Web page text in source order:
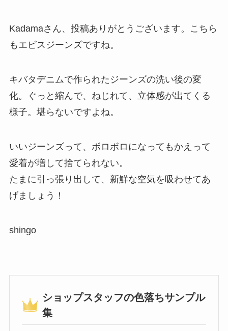
Kadamaさん、投稿ありがとうございます。こちら
もエビスジーンズですね。
キバタデニムで作られたジーンズの洗い後の変
化。ぐっと縮んで、ねじれて、立体感が出てくる
様子。堪らないですよね。
いいジーンズって、ボロボロになってもかえって
愛着が増して捨てられない。
たまに引っ張り出して、新鮮な空気を吸わせてあ
げましょう！
shingo
ショップスタッフの色落ちサンプル
集